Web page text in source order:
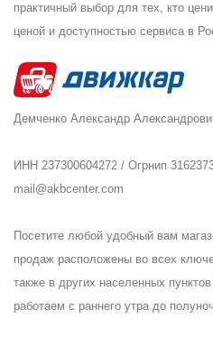
практичный выбор для тех, кто
ценой и доступностью сервиса в
Демченко Александр
ИНН 237300604272 / Огрнип
mail@akbcenter.com
Посетите любой удобный вам
продаж расположены во всех
также в других населенных
работаем с раннего утра до